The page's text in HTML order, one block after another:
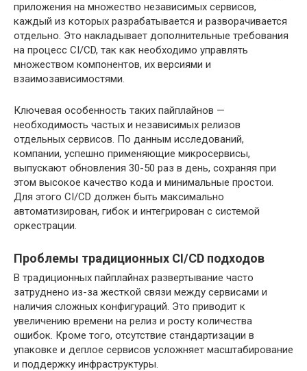
приложения на множество независимых сервисов,
каждый из которых разрабатывается и разворачивается
отдельно. Это накладывает дополнительные требования
на процесс CI/CD, так как необходимо управлять
множеством компонентов, их версиями и
взаимозависимостями.
Ключевая особенность таких пайплайнов —
необходимость частых и независимых релизов
отдельных сервисов. По данным исследований,
компании, успешно применяющие микросервисы,
выпускают обновления 30-50 раз в день, сохраняя при
этом высокое качество кода и минимальные простои.
Для этого CI/CD должен быть максимально
автоматизирован, гибок и интегрирован с системой
оркестрации.
Проблемы традиционных CI/CD подходов
В традиционных пайплайнах развертывание часто
затруднено из-за жесткой связи между сервисами и
наличия сложных конфигураций. Это приводит к
увеличению времени на релиз и росту количества
ошибок. Кроме того, отсутствие стандартизации в
упаковке и деплое сервисов усложняет масштабирование
и поддержку инфраструктуры.